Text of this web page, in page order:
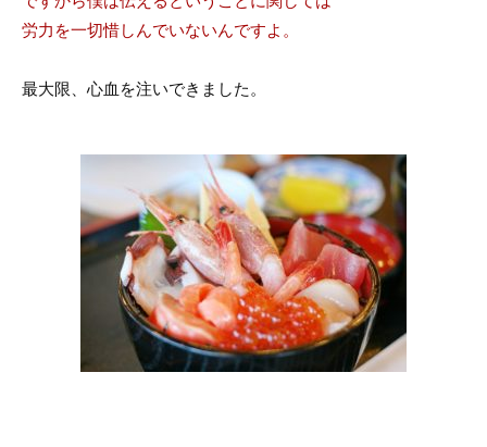
労力を一切惜しんでいないんですよ。
最大限、心血を注いできました。